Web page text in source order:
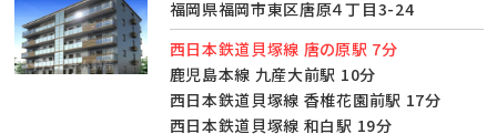
福岡県福岡市東区唐原４丁目3-24
西日本鉄道貝塚線 唐の原駅 7分
鹿児島本線 九産大前駅 10分
西日本鉄道貝塚線 香椎花園前駅 17分
西日本鉄道貝塚線 和白駅 19分